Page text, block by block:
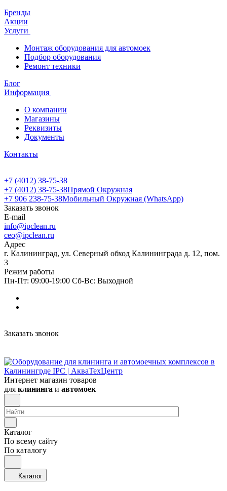
Бренды
Акции
Услуги
Монтаж оборудования для автомоек
Подбор оборудования
Ремонт техники
Блог
Информация
О компании
Магазины
Реквизиты
Документы
Контакты
+7 (4012) 38-75-38
+7 (4012) 38-75-38Прямой Окружная
+7 906 238-75-38Мобильный Окружная (WhatsApp)
Заказать звонок
E-mail
info@ipclean.ru
ceo@ipclean.ru
Адрес
г. Калининград, ул. Северный обход Калининграда д. 12, пом.
3
Режим работы
Пн-Пт: 09:00-19:00 Сб-Вс: Выходной
Заказать звонок
Интернет магазин товаров
для клининга и автомоек
Каталог
По всему сайту
По каталогу
Каталог